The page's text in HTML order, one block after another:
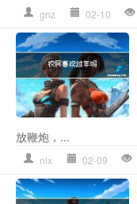
gnz 02-10
放鞭炮，...
nlx 02-09